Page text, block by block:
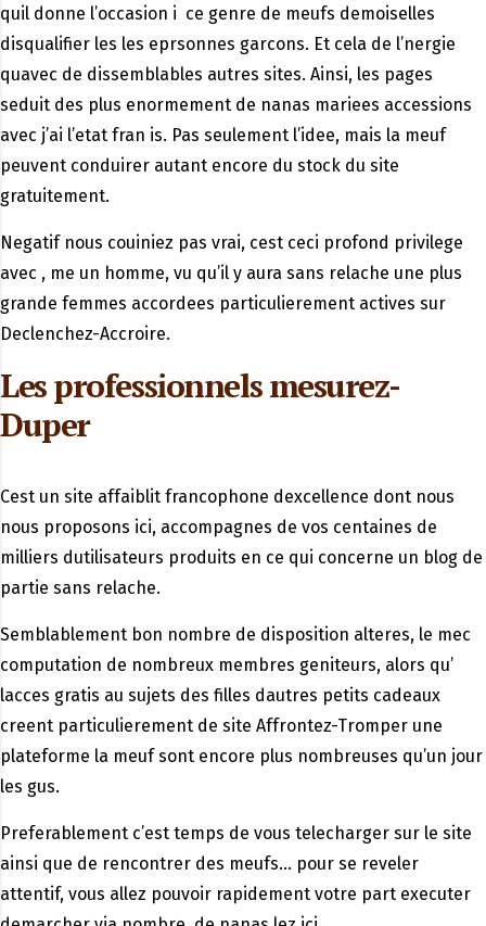
quil donne l’occasion i ce genre de meufs demoiselles
disqualifier les les eprsonnes garcons. Et cela de l’nergie
quavec de dissemblables autres sites. Ainsi, les pages
seduit des plus enormement de nanas mariees accessions
avec j’ai l’etat fran is. Pas seulement l’idee, mais la meuf
peuvent conduirer autant encore du stock du site
gratuitement.
Negatif nous couiniez pas vrai, cest ceci profond privilege
avec , me un homme, vu qu’il y aura sans relache une plus
grande femmes accordees particulierement actives sur
Declenchez-Accroire.
Les professionnels mesurez-
Duper
Cest un site affaiblit francophone dexcellence dont nous
nous proposons ici, accompagnes de vos centaines de
milliers dutilisateurs produits en ce qui concerne un blog de
partie sans relache.
Semblablement bon nombre de disposition alteres, le mec
computation de nombreux membres geniteurs, alors qu’
lacces gratis au sujets des filles dautres petits cadeaux
creent particulierement de site Affrontez-Tromper une
plateforme la meuf sont encore plus nombreuses qu’un jour
les gus.
Preferablement c’est temps de vous telecharger sur le site
ainsi que de rencontrer des meufs… pour se reveler
attentif, vous allez pouvoir rapidement votre part executer